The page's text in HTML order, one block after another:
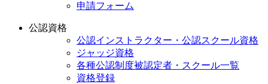
申請フォーム
公認資格
公認インストラクター・公認スクール資格
ジャッジ資格
各種公認制度被認定者・スクール一覧
資格登録